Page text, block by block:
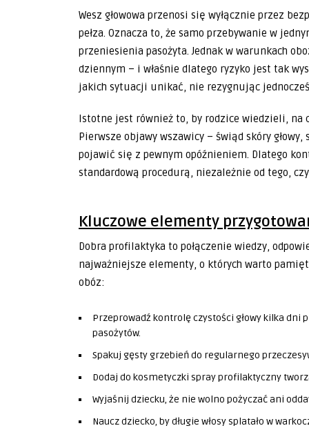
Wesz głowowa przenosi się wyłącznie przez
pełza. Oznacza to, że samo przebywanie w
przeniesienia pasożyta. Jednak w warunkach
dziennym – i właśnie dlatego ryzyko jest tak
jakich sytuacji unikać, nie rezygnując
Istotne jest również to, by rodzice wiedzieli, na
Pierwsze objawy wszawicy – świąd skóry
pojawić się z pewnym opóźnieniem. Dlatego
standardową procedurą, niezależnie od tego,
Kluczowe elementy
Dobra profilaktyka to połączenie wiedzy,
najważniejsze elementy, o których warto
obóz:
Przeprowadź kontrolę czystości głowy kilka dni
pasożytów.
Spakuj gęsty grzebień do regularnego
Dodaj do kosmetyczki spray profilaktyczny
Wyjaśnij dziecku, że nie wolno pożyczać ani
Naucz dziecko, by długie włosy splatało w